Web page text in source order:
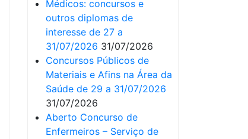
Médicos: concursos e
outros diplomas de
interesse de 27 a
31/07/2026 31/07/2026
Concursos Públicos de
Materiais e Afins na Área da
Saúde de 29 a 31/07/2026
31/07/2026
Aberto Concurso de
Enfermeiros – Serviço de